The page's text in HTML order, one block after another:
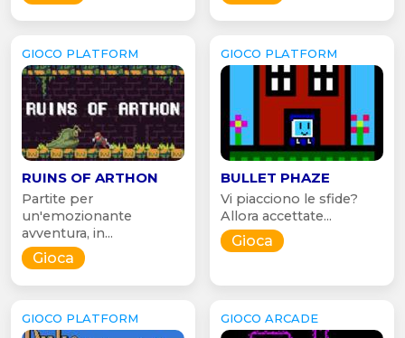
GIOCO PLATFORM
RUINS OF ARTHON
Partite per
un'emozionante
avventura, in...
Gioca
GIOCO PLATFORM
BULLET PHAZE
Vi piacciono le sfide?
Allora accettate...
Gioca
GIOCO PLATFORM GIOCO ARCADE